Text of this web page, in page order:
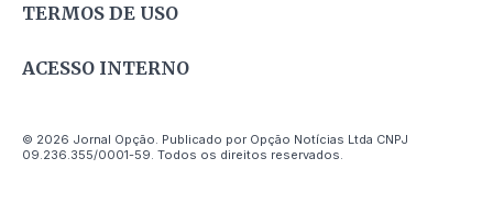
TERMOS DE USO
ACESSO INTERNO
© 2026 Jornal Opção. Publicado por Opção Notícias Ltda CNPJ
09.236.355/0001-59. Todos os direitos reservados.